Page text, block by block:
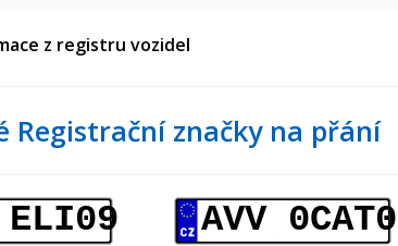
z registru vozidel
Registrační značky na přání
ELI09 AVV 0CAT0